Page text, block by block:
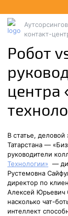
контакт-
Робот
В статье, деловой
Татарстана —
руководители
Технологии» —
Рустемовна
директор по
Алексей Юрьевич
насколько чат-
интеллект